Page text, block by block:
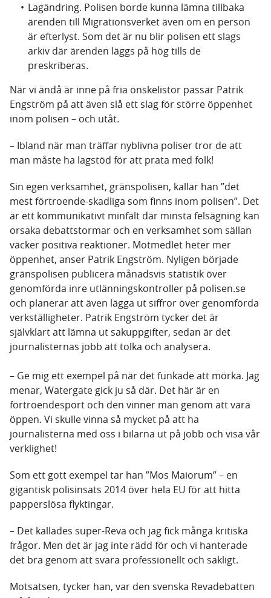
Lagändring. Polisen borde kunna lämna tillbaka
ärenden till Migrationsverket även om en person
är efterlyst. Som det är nu blir polisen ett slags
arkiv där ärenden läggs på hög tills de
preskriberas.
När vi ändå är inne på fria önskelistor passar Patrik
Engström på att även slå ett slag för större öppenhet
inom polisen – och utåt.
– Ibland när man träffar nyblivna poliser tror de att
man måste ha lagstöd för att prata med folk!
Sin egen verksamhet, gränspolisen, kallar han ”det
mest förtroende-skadliga som finns inom polisen”. Det
är ett kommunikativt minfält där minsta felsägning kan
orsaka debattstormar och en verksamhet som sällan
väcker positiva reaktioner. Motmedlet heter mer
öppenhet, anser Patrik Engström. Nyligen började
gränspolisen publicera månadsvis statistik över
genomförda inre utlänningskontroller på polisen.se
och planerar att även lägga ut siffror över genomförda
verkställigheter. Patrik Engström tycker det är
självklart att lämna ut sakuppgifter, sedan är det
journalisternas jobb att tolka och analysera.
– Ge mig ett exempel på när det funkade att mörka. Jag
menar, Watergate gick ju så där. Det här är en
förtroendesport och den vinner man genom att vara
öppen. Vi skulle vinna så mycket på att ha
journalisterna med oss i bilarna ut på jobb och visa vår
verklighet!
Som ett gott exempel tar han ”Mos Maiorum” – en
gigantisk polisinsats 2014 över hela EU för att hitta
papperslösa flyktingar.
– Det kallades super-Reva och jag fick många kritiska
frågor. Men det är jag inte rädd för och vi hanterade
det bra genom att svara professionellt och sakligt.
Motsatsen, tycker han, var den svenska Revadebatten